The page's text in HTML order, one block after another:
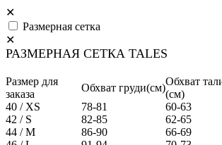
✕
Размерная сетка
✕
РАЗМЕРНАЯ СЕТКА TALES
Размер для
заказа
Обхват груди(см)
Обхват
(см)
40 / XS
78-81 60-63
42 / S
82-85 62-65
44 / M
86-90 66-69